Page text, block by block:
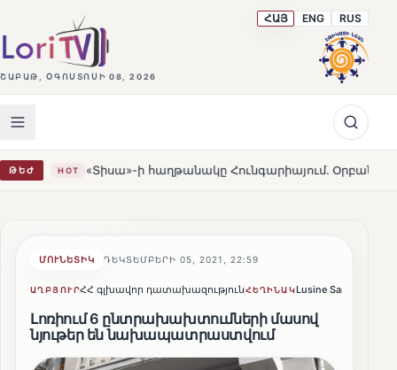
ՇԱԲԱԹ, ՕԳՈՍՏՈՍԻ 08, 2026
ՀԱՅ ENG RUS
ԹԵԺի հաղթանակը Հունգարիայում․ Օրբանն ընդունեց
ՄՈՒՆԵՏԻԿ ԴԵԿՏԵՄԲԵՐԻ 05, 2021, 22:59
ԱՂԲՅՈՒՐՀՀ գլխավոր դատախազությունՀԵՂԻՆԱԿLusine Sargsyan
Լոռիում 6 ընտրախախտումների մասով
նյութեր են նախապատրաստվում